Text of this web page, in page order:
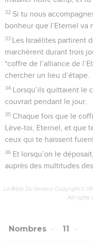
32 Si tu nous
bonheur que l’Eternel va
33 Les Israélites partirent
marchèrent durant trois
*coffre de l’alliance de
chercher un lieu d’étape.
34 Lorsqu’ils quittaient le
couvrait pendant le jour.
35 Chaque fois que le
Lève-toi, Eternel, et que
ceux qui te haïssent
36 Et lorsqu’on le
auprès des multitudes
La Bible Du Semeur Copyright ©
All rights
Nombres 11